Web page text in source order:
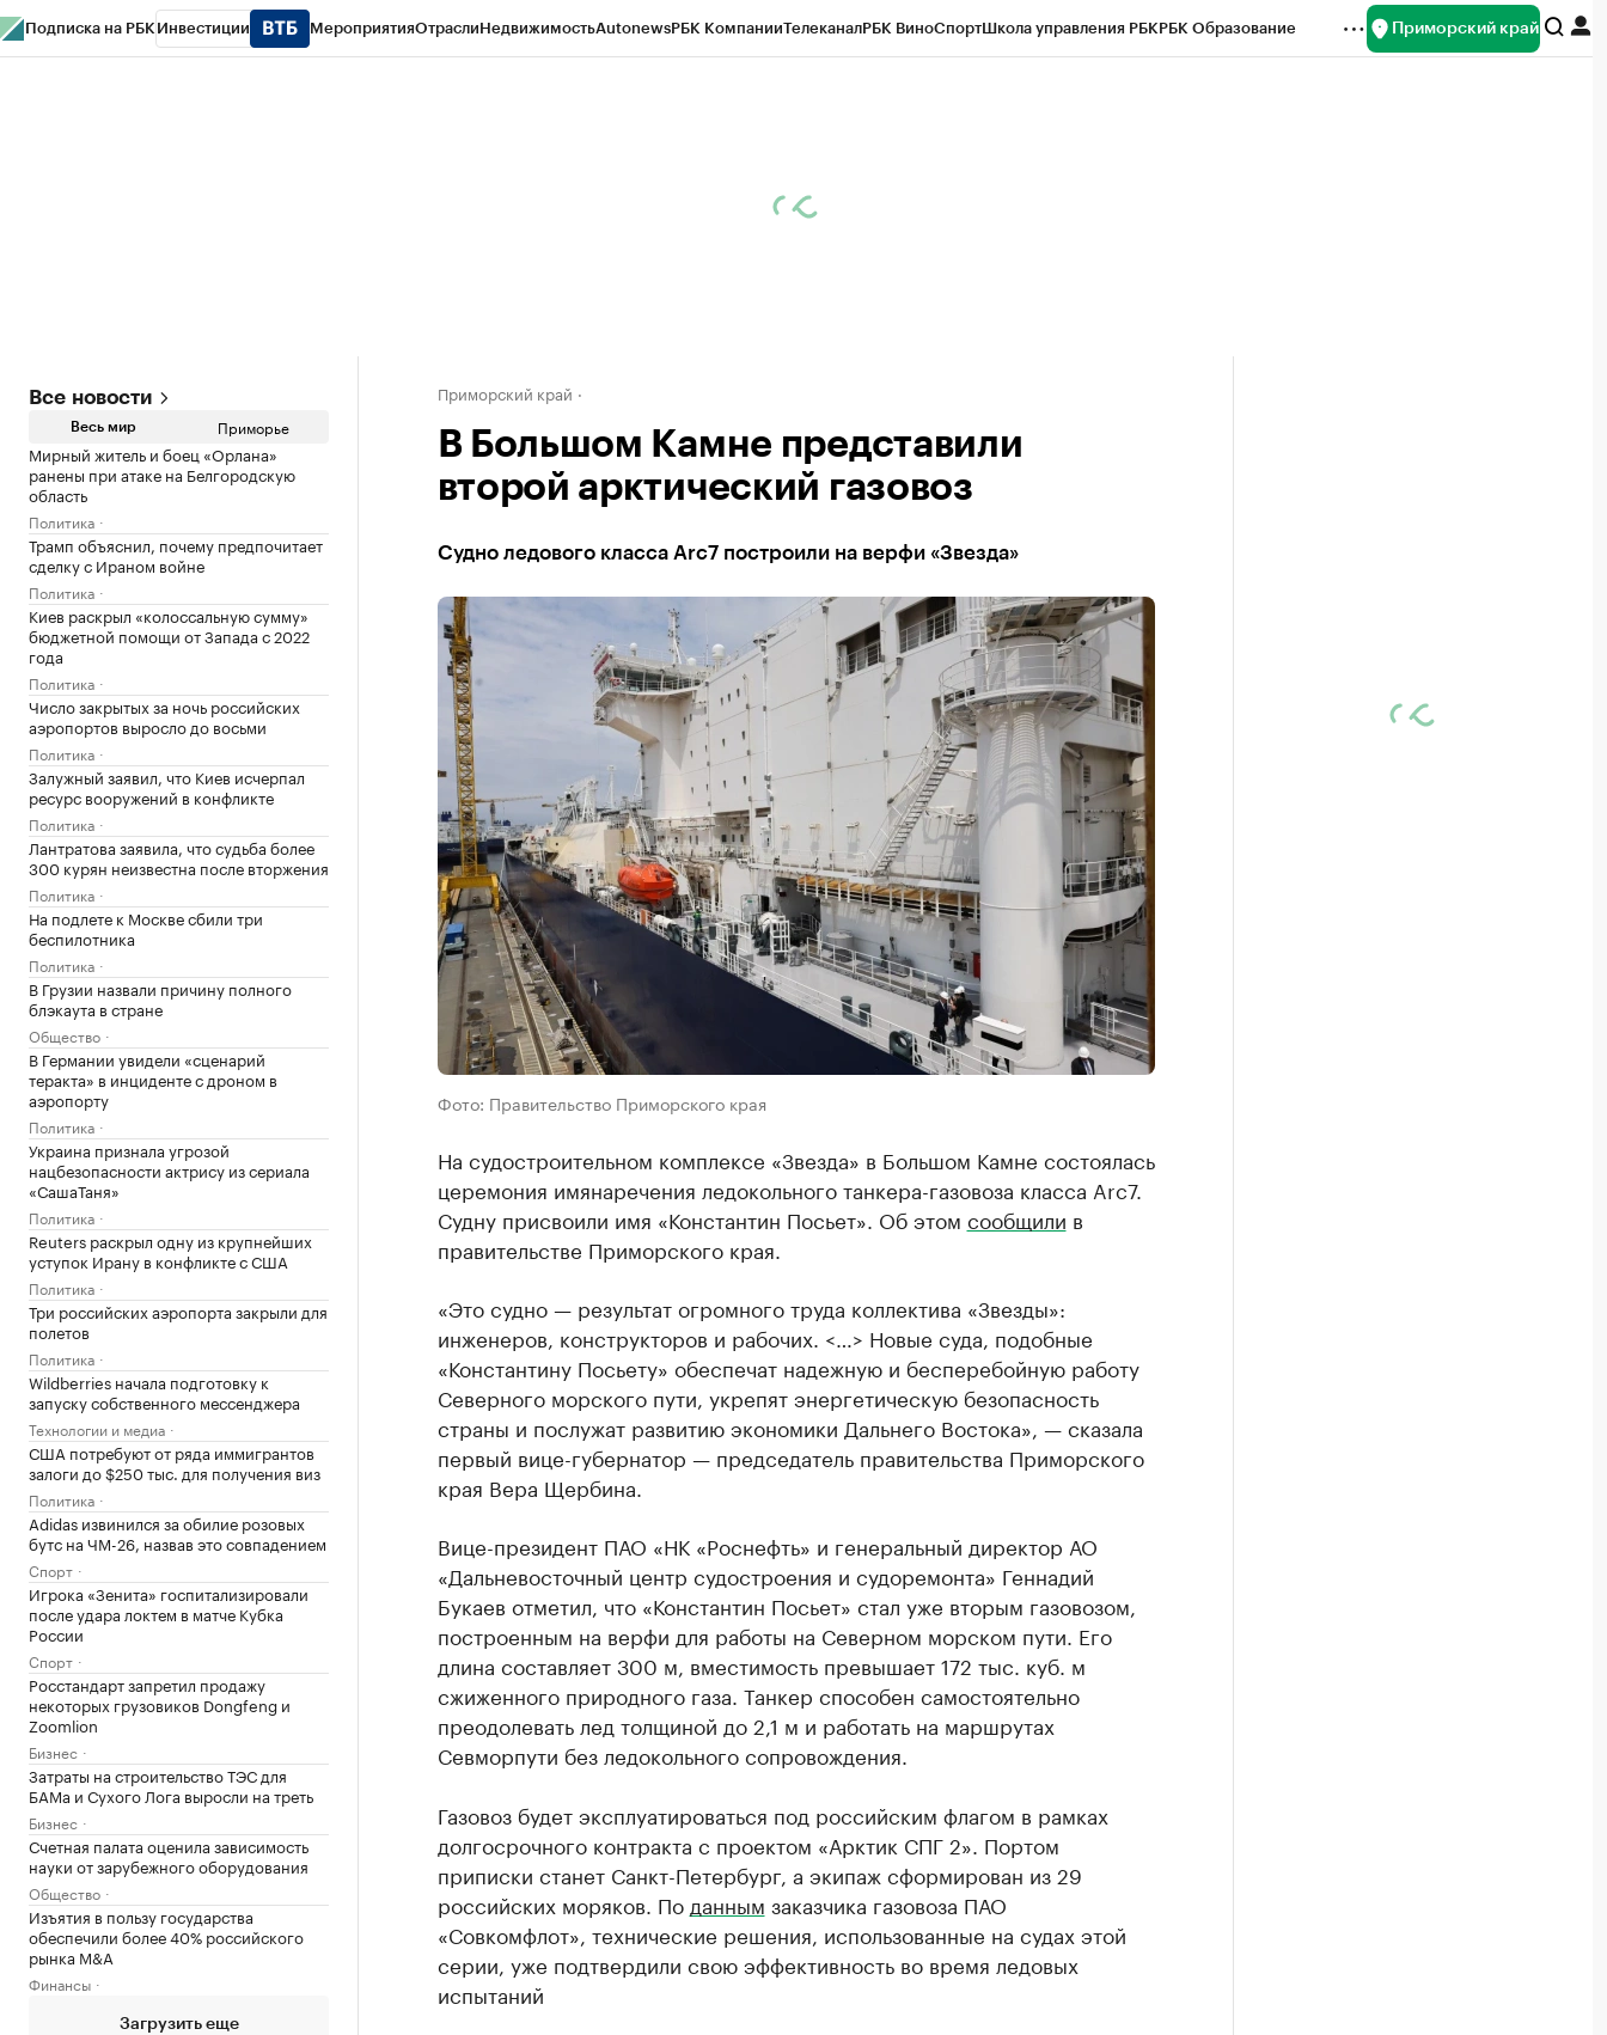
Подписка на РБК Инвестиции МероприятияОтраслиНедвижимостьAutonewsРБК КомпанииТелеканалРБК ВиноСпортШкола управления РБКРБК Образование Приморский край
Все новости
Весь мир Приморье
Мирный житель и боец «Орлана»
ранены при атаке на Белгородскую
область
Политика
Трамп объяснил, почему предпочитает
сделку с Ираном войне
Политика
Киев раскрыл «колоссальную сумму»
бюджетной помощи от Запада с 2022
года
Политика
Число закрытых за ночь российских
аэропортов выросло до восьми
Политика
Залужный заявил, что Киев исчерпал
ресурс вооружений в конфликте
Политика
Лантратова заявила, что судьба более
300 курян неизвестна после вторжения
Политика
На подлете к Москве сбили три
беспилотника
Политика
В Грузии назвали причину полного
блэкаута в стране
Общество
В Германии увидели «сценарий
теракта» в инциденте с дроном в
аэропорту
Политика
Украина признала угрозой
нацбезопасности актрису из сериала
«СашаТаня»
Политика
Reuters раскрыл одну из крупнейших
уступок Ирану в конфликте с США
Политика
Три российских аэропорта закрыли для
полетов
Политика
Wildberries начала подготовку к
запуску собственного мессенджера
Технологии и медиа
США потребуют от ряда иммигрантов
залоги до $250 тыс. для получения виз
Политика
Adidas извинился за обилие розовых
бутс на ЧМ-26, назвав это совпадением
Спорт
Игрока «Зенита» госпитализировали
после удара локтем в матче Кубка
России
Спорт
Росстандарт запретил продажу
некоторых грузовиков Dongfeng и
Zoomlion
Бизнес
Затраты на строительство ТЭС для
БАМа и Сухого Лога выросли на треть
Бизнес
Счетная палата оценила зависимость
науки от зарубежного оборудования
Общество
Изъятия в пользу государства
обеспечили более 40% российского
рынка M&A
Финансы
Загрузить еще
Приморский край
В Большом Камне представили
второй арктический газовоз
Судно ледового класса Arc7 построили на верфи «Звезда»
Фото: Правительство Приморского края
На судостроительном комплексе «Звезда» в Большом Камне состоялась
церемония имянаречения ледокольного танкера-газовоза класса Arc7.
Судну присвоили имя «Константин Посьет». Об этом сообщили в
правительстве Приморского края.
«Это судно — результат огромного труда коллектива «Звезды»:
инженеров, конструкторов и рабочих. <…> Новые суда, подобные
«Константину Посьету» обеспечат надежную и бесперебойную работу
Северного морского пути, укрепят энергетическую безопасность
страны и послужат развитию экономики Дальнего Востока», — сказала
первый вице-губернатор — председатель правительства Приморского
края Вера Щербина.
Вице-президент ПАО «НК «Роснефть» и генеральный директор АО
«Дальневосточный центр судостроения и судоремонта» Геннадий
Букаев отметил, что «Константин Посьет» стал уже вторым газовозом,
построенным на верфи для работы на Северном морском пути. Его
длина составляет 300 м, вместимость превышает 172 тыс. куб. м
сжиженного природного газа. Танкер способен самостоятельно
преодолевать лед толщиной до 2,1 м и работать на маршрутах
Севморпути без ледокольного сопровождения.
Газовоз будет эксплуатироваться под российским флагом в рамках
долгосрочного контракта с проектом «Арктик СПГ 2». Портом
приписки станет Санкт-Петербург, а экипаж сформирован из 29
российских моряков. По данным заказчика газовоза ПАО
«Совкомфлот», технические решения, использованные на судах этой
серии, уже подтвердили свою эффективность во время ледовых
испытаний